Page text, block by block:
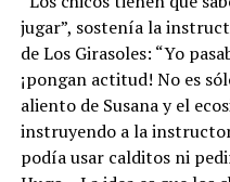
“Los chicos tienen que
jugar”, sostenía la
de Los Girasoles: “Yo
¡pongan actitud! No es
aliento de Susana y el
instruyendo a la
podía usar calditos ni